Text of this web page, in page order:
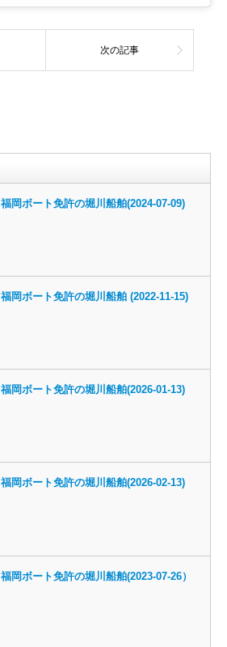
次の記事
福岡ボート免許の堀川船舶(2024-07-09)
福岡ボート免許の堀川船舶 (2022-11-15)
福岡ボート免許の堀川船舶(2026-01-13)
福岡ボート免許の堀川船舶(2026-02-13)
福岡ボート免許の堀川船舶(2023-07-26）